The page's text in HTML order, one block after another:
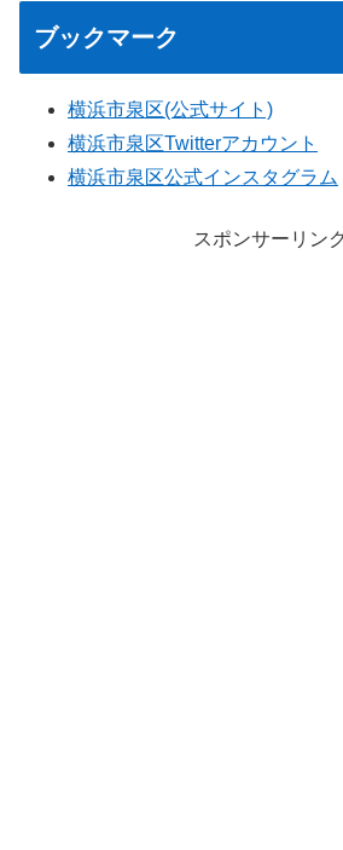
ブックマーク
横浜市泉区(公式サイト)
横浜市泉区Twitterアカウント
横浜市泉区公式インスタグラム
スポンサーリンク